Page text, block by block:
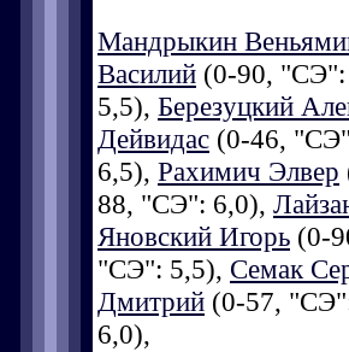
Мандрыкин
Василий (0-90,
5,5), Березуцкий
Дейвидас (0-46,
6,5), Рахимич Элвер
88, "СЭ": 6,0),
Яновский Игорь (0-
"СЭ": 5,5), Семак
Дмитрий (0-57,
6,0),